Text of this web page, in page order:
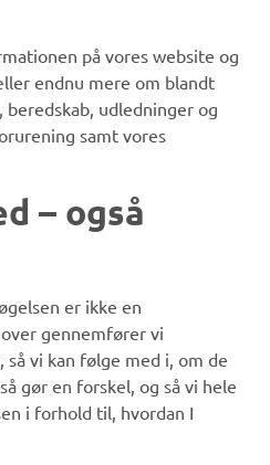
på vores website og
endnu mere om blandt
udledninger og
samt vores
– også
er ikke en
gennemfører vi
vi kan følge med i, om de
gør en forskel, og så vi hele
i forhold til, hvordan I